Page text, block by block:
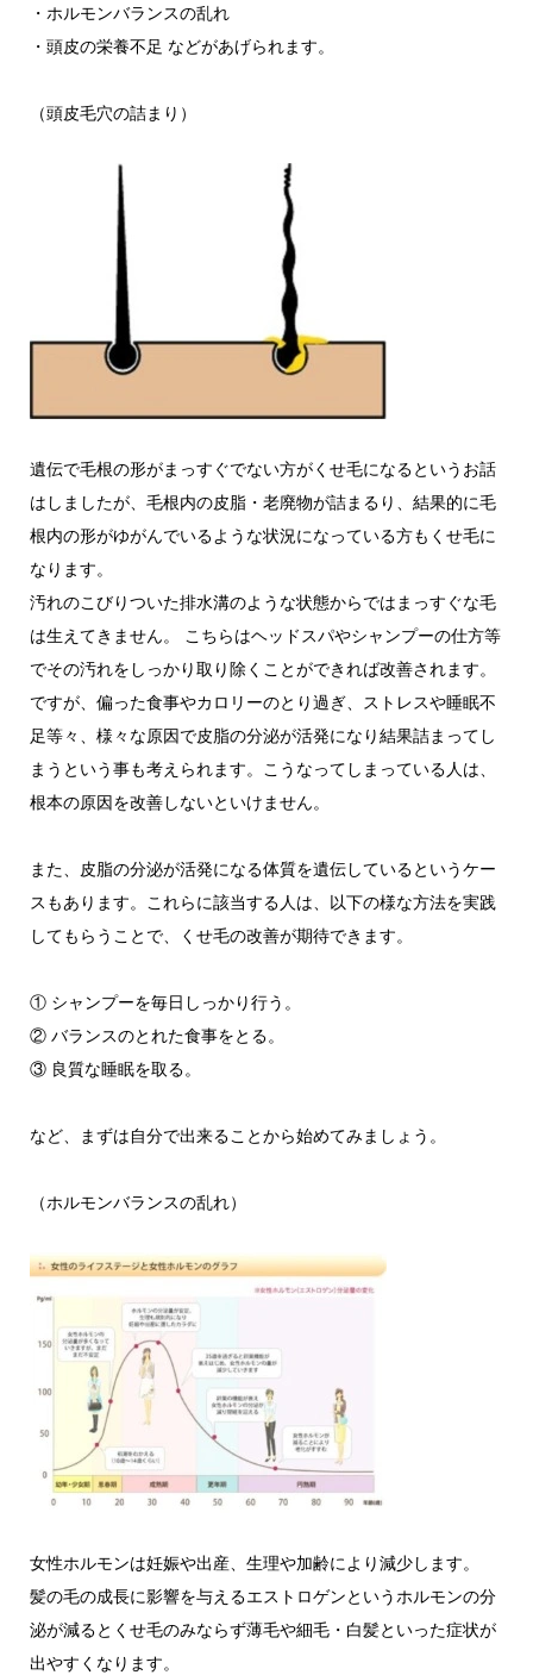
・ホルモンバランスの乱れ
・頭皮の栄養不足 などがあげられます。
（頭皮毛穴の詰まり）
遺伝で毛根の形がまっすぐでない方がくせ毛になるというお話
はしましたが、毛根内の皮脂・老廃物が詰まるり、結果的に毛
根内の形がゆがんでいるような状況になっている方もくせ毛に
なります。
汚れのこびりついた排水溝のような状態からではまっすぐな毛
は生えてきません。 こちらはヘッドスパやシャンプーの仕方等
でその汚れをしっかり取り除くことができれば改善されます。
ですが、偏った食事やカロリーのとり過ぎ、ストレスや睡眠不
足等々、様々な原因で皮脂の分泌が活発になり結果詰まってし
まうという事も考えられます。こうなってしまっている人は、
根本の原因を改善しないといけません。
また、皮脂の分泌が活発になる体質を遺伝しているというケー
スもあります。これらに該当する人は、以下の様な方法を実践
してもらうことで、くせ毛の改善が期待できます。
① シャンプーを毎日しっかり行う。
② バランスのとれた食事をとる。
③ 良質な睡眠を取る。
など、まずは自分で出来ることから始めてみましょう。
（ホルモンバランスの乱れ）
女性ホルモンは妊娠や出産、生理や加齢により減少します。
髪の毛の成長に影響を与えるエストロゲンというホルモンの分
泌が減るとくせ毛のみならず薄毛や細毛・白髪といった症状が
出やすくなります。